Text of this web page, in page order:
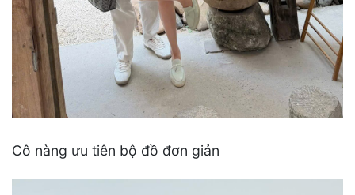
Cô nàng ưu tiên bộ đồ đơn giản